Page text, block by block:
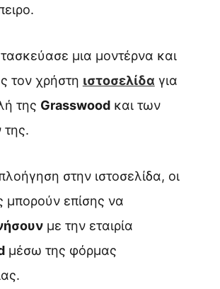
μια μοντέρνα και
τον χρήστη ιστοσελίδα για
της Grasswoodκαι των
της.
στην ιστοσελίδα, οι
μπορούν επίσης να
με την εταιρία
μέσω της φόρμας